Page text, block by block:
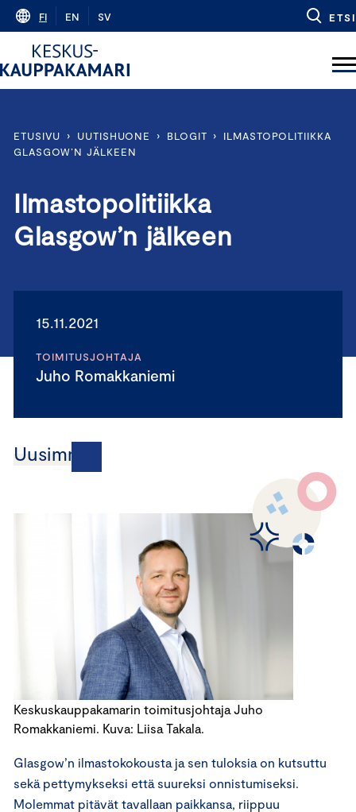
Skip
content
FI EN SV ETSI
ETUSIVU › UUTISHUONE › BLOGIT ›
ILMASTOPOLITIIKKA
GLASGOW’N JÄLKEEN
Ilmastopolitiikka
Glasgow’n jälkeen
15.11.2021
TOIMITUSJOHTAJA
Juho Romakkaniemi
Uusimmat
Keskuskauppakamarin toimitusjohtaja Juho
Romakkaniemi. Kuva: Liisa Takala.
Glasgow’n ilmastokokousta ja sen tuloksia on kutsuttu
sekä pettymykseksi että suureksi onnistumiseksi.
Molemmat pitävät tavallaan paikkansa, riippuu